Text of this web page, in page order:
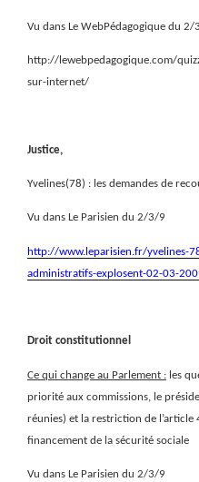
Vu dans Le WebPédagogique du 2/
http://lewebpedagogique.com/
sur-internet/
Justice,
Yvelines(78) : les demandes de
Vu dans Le Parisien du 2/3/9
http://www.leparisien.fr/yvelines-
administratifs-explosent-02-03-
Droit constitutionnel
Ce qui change au Parlement : les
priorité aux commissions, le
réunies) et la restriction de l’article
financement de la sécurité sociale
Vu dans Le Parisien du 2/3/9